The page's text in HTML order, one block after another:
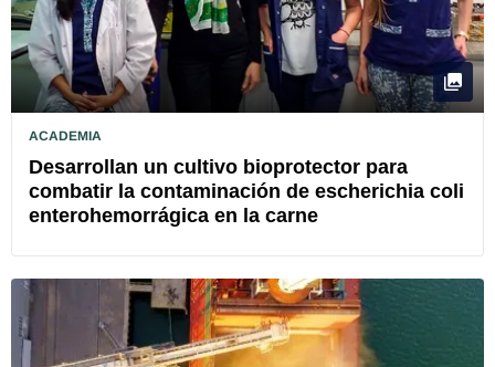
ACADEMIA
Desarrollan un cultivo bioprotector para
combatir la contaminación de escherichia coli
enterohemorrágica en la carne